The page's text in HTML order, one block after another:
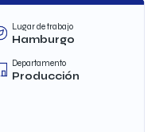
Lugar de trabajo
Hamburgo
Departamento
Producción